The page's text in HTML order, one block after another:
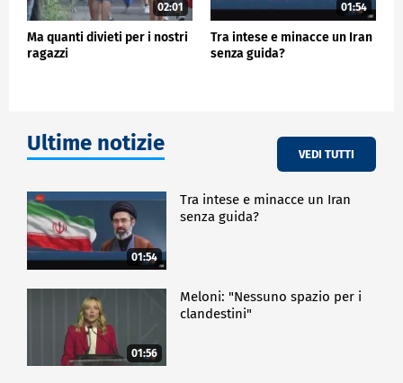
02:01
Ma quanti divieti per i nostri
ragazzi
01:54
Tra intese e minacce un Iran
senza guida?
Ultime notizie VEDI TUTTI
01:54
Tra intese e minacce un Iran
senza guida?
01:56
Meloni: "Nessuno spazio per i
clandestini"